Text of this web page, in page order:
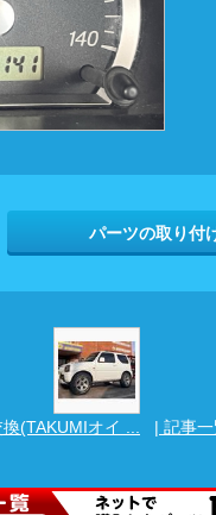
パーツの取り付
(TAKUMIオイ ... | 記事